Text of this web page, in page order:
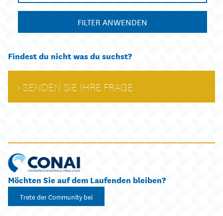
FILTER ANWENDEN
Findest du nicht was du suchst?
SENDEN SIE IHRE FRAGE
Möchten Sie auf dem Laufenden bleiben?
Trete der Community bei